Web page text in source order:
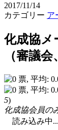
2017/11/14
カテゴリー ア
化成協メ
（審議
5)
化成協会員の
読み込み中...